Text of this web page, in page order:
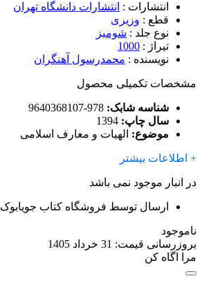
انتشارات : انتشارات دانشگاه تهران
قطع : وزیری
نوع جلد : شومیز
تیراژ :
1000
نویسنده : محمدرسول آهنگران
مشخصات تکمیلی محصول
شناسه شابک:
سال چاپ:
موضوع: الهیات و معارف اسلامی
+ اطلاعات بیشتر
در انبار موجود نمی باشد
ارسال توسط فروشگاه کتاب جویابوک
ناموجود
بروزرسانی قیمت: 31 خرداد 1405
مرا اگاه کن